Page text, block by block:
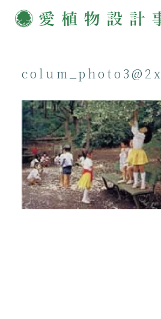
colum_photo3@2x